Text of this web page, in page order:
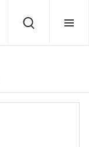
Sök Meny